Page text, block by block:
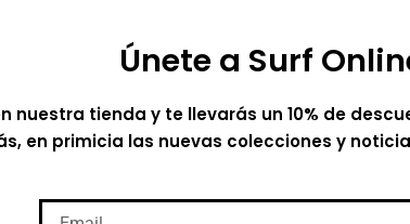
Únete a Surf
nuestra tienda y te llevarás un 10% de
en primicia las nuevas colecciones y